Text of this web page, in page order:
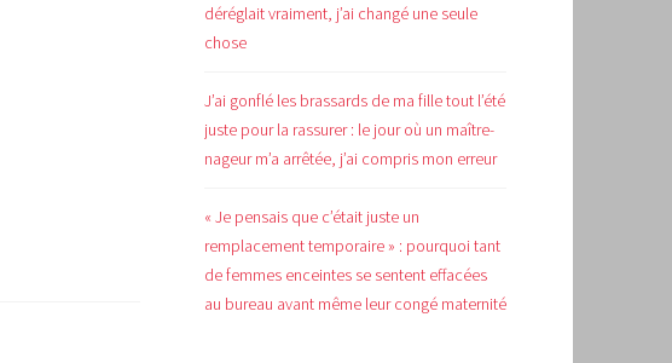
déréglait vraiment, j’ai changé une seule
chose
J’ai gonflé les brassards de ma fille tout l’été
juste pour la rassurer : le jour où un maître-
nageur m’a arrêtée, j’ai compris mon erreur
« Je pensais que c’était juste un
remplacement temporaire » : pourquoi tant
de femmes enceintes se sentent effacées
au bureau avant même leur congé maternité